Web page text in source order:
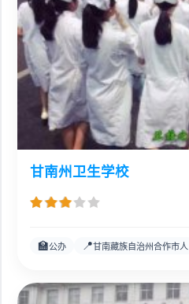
甘南州卫生学校
🏫公办 📍甘南藏族自治州合作市人